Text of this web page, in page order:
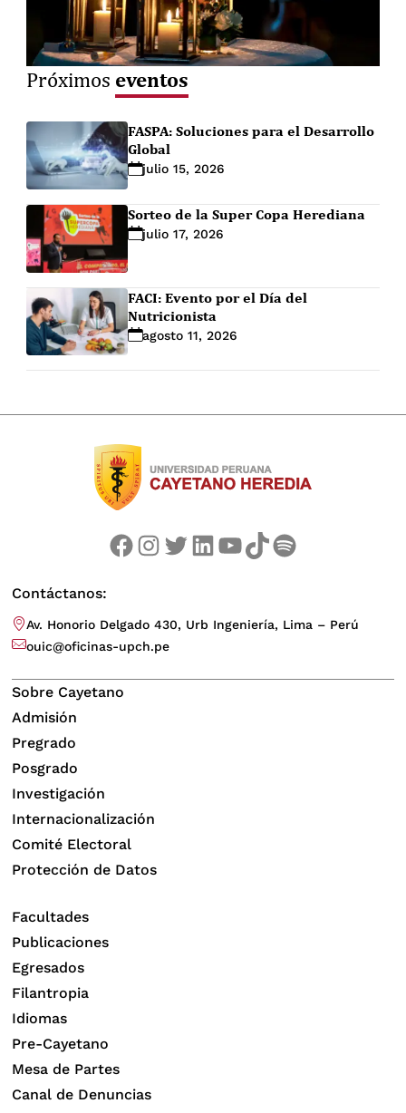
Próximos eventos
FASPA: Soluciones para el Desarrollo
Global
julio 15, 2026
Sorteo de la Super Copa Herediana
julio 17, 2026
FACI: Evento por el Día del
Nutricionista
agosto 11, 2026
Facebook Instagram Twitter LinkedIn YouTube TikTok Spotify
Contáctanos:
Av. Honorio Delgado 430, Urb Ingeniería, Lima – Perú
ouic@oficinas-upch.pe
Sobre Cayetano
Admisión
Pregrado
Posgrado
Investigación
Internacionalización
Comité Electoral
Protección de Datos
Facultades
Publicaciones
Egresados
Filantropia
Idiomas
Pre-Cayetano
Mesa de Partes
Canal de Denuncias